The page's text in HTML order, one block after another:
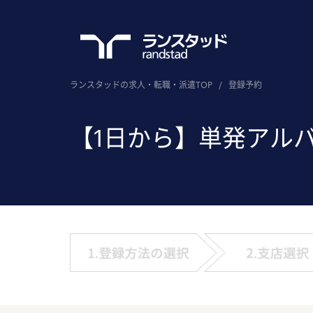
ランスタッドの求人・転職・派遣TOP / 登録予約
【1日から】単発アル